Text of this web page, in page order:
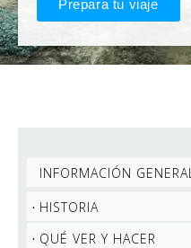
Prepara tu viaje
INFORMACIÓN GENERAL
HISTORIA
QUÉ VER Y HACER